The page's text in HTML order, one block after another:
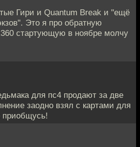
Гири и Quantum Break и "ещё
Это я про обратную
стартующую в ноябре молчу
для пс4 продают за две
заодно взял с картами для
приобщусь!